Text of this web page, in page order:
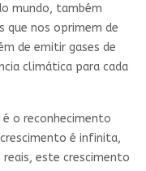
mundo, também
que nos oprimem de
de emitir gases de
climática para cada
o reconhecimento
é infinita,
este crescimento